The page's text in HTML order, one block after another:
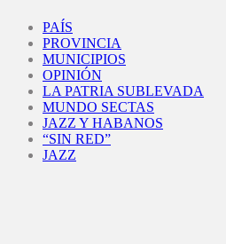
PAÍS
PROVINCIA
MUNICIPIOS
OPINIÓN
LA PATRIA SUBLEVADA
MUNDO SECTAS
JAZZ Y HABANOS
“SIN RED”
JAZZ